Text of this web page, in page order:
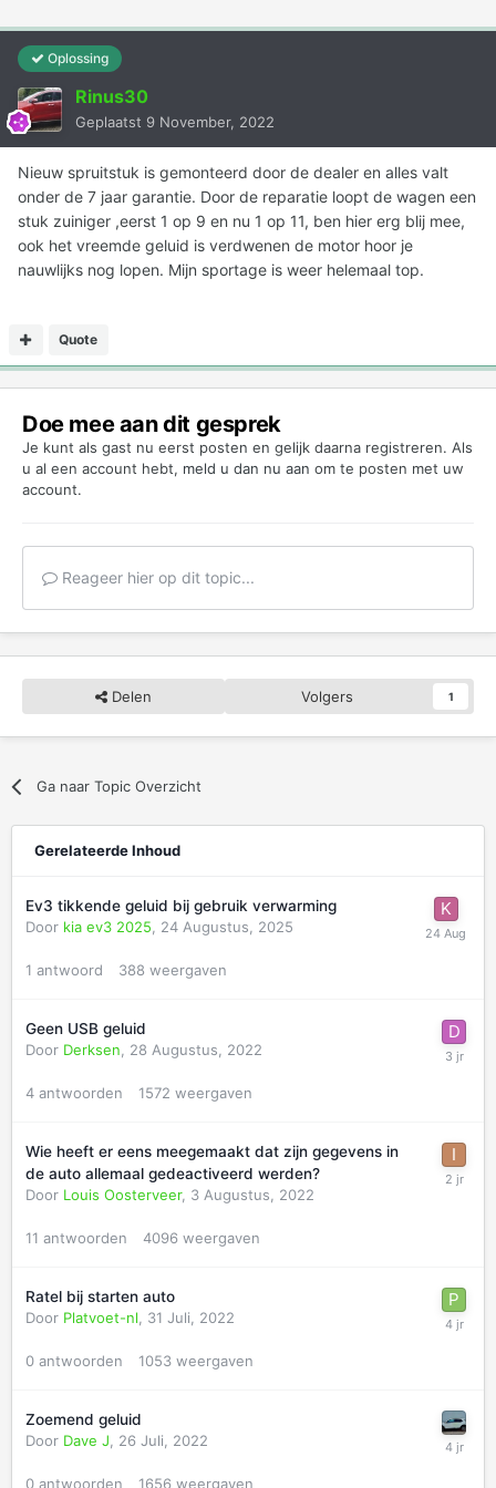
Oplossing
Rinus30
Geplaatst 9 November, 2022
Nieuw spruitstuk is gemonteerd door de dealer en alles valt
onder de 7 jaar garantie. Door de reparatie loopt de wagen een
stuk zuiniger ,eerst 1 op 9 en nu 1 op 11, ben hier erg blij mee,
ook het vreemde geluid is verdwenen de motor hoor je
nauwlijks nog lopen. Mijn sportage is weer helemaal top.
Quote
Doe mee aan dit gesprek
Je kunt als gast nu eerst posten en gelijk daarna registreren. Als
u al een account hebt, meld u dan nu aan om te posten met uw
account.
Reageer hier op dit topic...
Delen Volgers 1
Ga naar Topic Overzicht
Gerelateerde Inhoud
Ev3 tikkende geluid bij gebruik verwarming
Door kia ev3 2025 24 Augustus, 2025
1 antwoord 388 weergaven
Geen USB geluid
Door Derksen 28 Augustus, 2022
4 antwoorden 1572 weergaven
Wie heeft er eens meegemaakt dat zijn gegevens in
de auto allemaal gedeactiveerd werden?
Door Louis Oosterveer, 3 Augustus, 2022
11 antwoorden 4096 weergaven
Ratel bij starten auto
Door Platvoet-nl 31 Juli, 2022
0 antwoorden 1053 weergaven
Zoemend geluid
Door Dave J 26 Juli, 2022
0 antwoorden 1656 weergaven